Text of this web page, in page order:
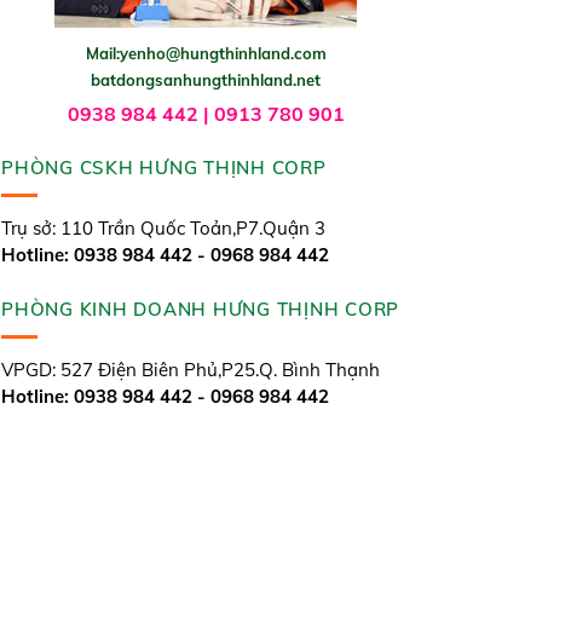
Mail:yenho@hungthinhland.com
batdongsanhungthinhland.net
0938 984 442 | 0913 780 901
PHÒNG CSKH HƯNG THỊNH CORP
Trụ sở: 110 Trần Quốc Toản,P7.Quận 3
Hotline: 0938 984 442 - 0968 984 442
PHÒNG KINH DOANH HƯNG THỊNH CORP
VPGD: 527 Điện Biên Phủ,P25.Q. Bình Thạnh
Hotline: 0938 984 442 - 0968 984 442